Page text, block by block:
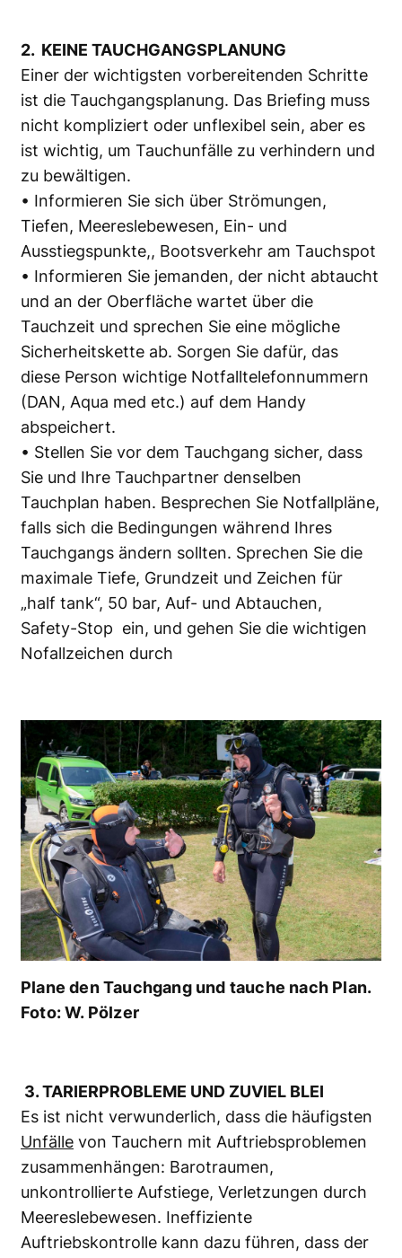
2. KEINE TAUCHGANGSPLANUNG
Einer der wichtigsten vorbereitenden Schritte
ist die Tauchgangsplanung. Das Briefing muss
nicht kompliziert oder unflexibel sein, aber es
ist wichtig, um Tauchunfälle zu verhindern und
zu bewältigen.
• Informieren Sie sich über Strömungen,
Tiefen, Meereslebewesen, Ein- und
Ausstiegspunkte,, Bootsverkehr am Tauchspot
• Informieren Sie jemanden, der nicht abtaucht
und an der Oberfläche wartet über die
Tauchzeit und sprechen Sie eine mögliche
Sicherheitskette ab. Sorgen Sie dafür, das
diese Person wichtige Notfalltelefonnummern
(DAN, Aqua med etc.) auf dem Handy
abspeichert.
• Stellen Sie vor dem Tauchgang sicher, dass
Sie und Ihre Tauchpartner denselben
Tauchplan haben. Besprechen Sie Notfallpläne,
falls sich die Bedingungen während Ihres
Tauchgangs ändern sollten. Sprechen Sie die
maximale Tiefe, Grundzeit und Zeichen für
„half tank“, 50 bar, Auf- und Abtauchen,
Safety-Stop ein, und gehen Sie die wichtigen
Nofallzeichen durch
Plane den Tauchgang und tauche nach Plan.
Foto: W. Pölzer
3. TARIERPROBLEME UND ZUVIEL BLEI
Es ist nicht verwunderlich, dass die häufigsten
Unfälle von Tauchern mit Auftriebsproblemen
zusammenhängen: Barotraumen,
unkontrollierte Aufstiege, Verletzungen durch
Meereslebewesen. Ineffiziente
Auftriebskontrolle kann dazu führen, dass der